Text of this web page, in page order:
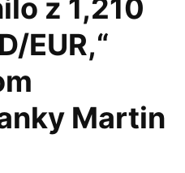
z 1,210
EUR,“
Martin